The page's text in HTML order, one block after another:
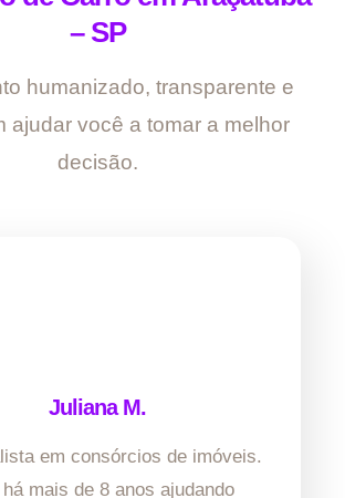
– SP
humanizado, transparente e
ajudar você a tomar a melhor
decisão.
Juliana M.
em consórcios de imóveis.
mais de 8 anos ajudando